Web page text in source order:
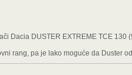
Dacia DUSTER EXTREME TCE 130
rang, pa je lako moguće da Duster